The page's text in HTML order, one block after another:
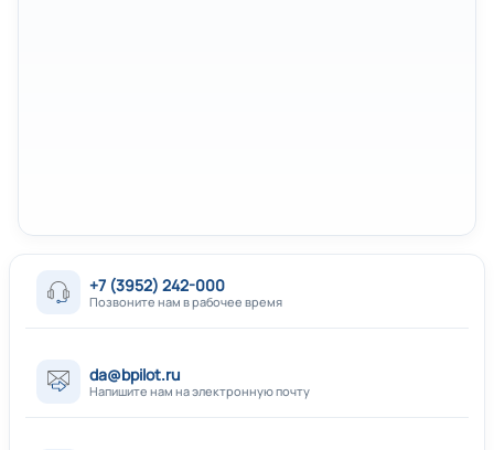
+7 (3952) 242-000
Позвоните нам в рабочее время
da@bpilot.ru
Напишите нам на электронную почту